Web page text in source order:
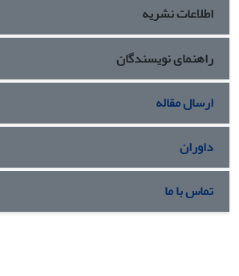
اطلاعات نشریه
راهنمای نویسندگان
ارسال مقاله
داوران
تماس با ما